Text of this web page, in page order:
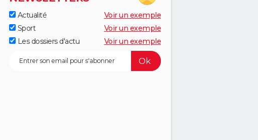
Actualité
Voir un exemple
Sport
Voir un exemple
Les dossiers d'actu
Voir un exemple